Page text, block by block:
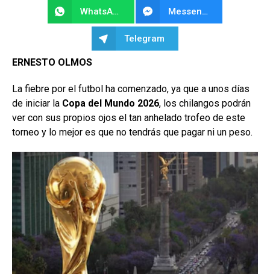
WhatsApp Messenger
Telegram
ERNESTO OLMOS
La fiebre por el futbol ha comenzado, ya que a unos días
de iniciar la Copa del Mundo 2026, los chilangos podrán
ver con sus propios ojos el tan anhelado trofeo de este
torneo y lo mejor es que no tendrás que pagar ni un peso.